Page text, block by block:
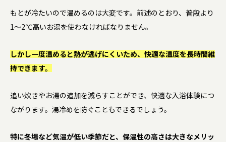
もとが冷たいので温めるのは大変です。前述のとおり、普段より
1〜2℃高いお湯を使わなければなりません。
しかし一度温めると熱が逃げにくいため、快適な温度を長時間維
持できます。
追い炊きやお湯の追加を減らすことができ、快適な入浴体験につ
ながります。湯冷めを防ぐこともできるでしょう。
特に冬場など気温が低い季節だと、保温性の高さは大きなメリッ